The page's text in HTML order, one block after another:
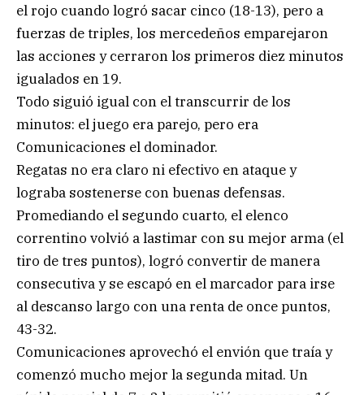
el rojo cuando logró sacar cinco (18-13), pero a
fuerzas de triples, los mercedeños emparejaron
las acciones y cerraron los primeros diez minutos
igualados en 19.
Todo siguió igual con el transcurrir de los
minutos: el juego era parejo, pero era
Comunicaciones el dominador.
Regatas no era claro ni efectivo en ataque y
lograba sostenerse con buenas defensas.
Promediando el segundo cuarto, el elenco
correntino volvió a lastimar con su mejor arma (el
tiro de tres puntos), logró convertir de manera
consecutiva y se escapó en el marcador para irse
al descanso largo con una renta de once puntos,
43-32.
Comunicaciones aprovechó el envión que traía y
comenzó mucho mejor la segunda mitad. Un